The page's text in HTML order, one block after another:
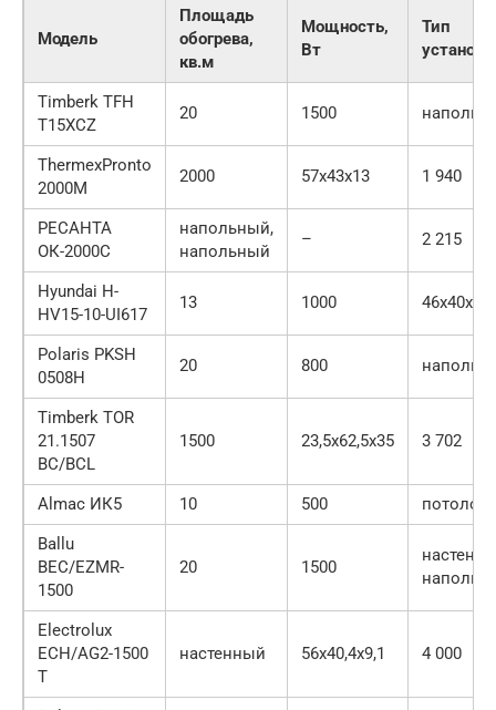
Модель
Площадь
обогрева,
кв.м
Мощность,
Вт
Тип
Timberk TFH
T15XCZ
20 1500
ThermexPronto
2000M
2000 57х43х13 1 940
РЕСАНТА
ОК-2000С
напольный,
напольный
– 2 215
Hyundai H-
HV15-10-UI617
13 1000 46х40х8
Polaris PKSH
0508H
20 800
Timberk TOR
21.1507
BC/BCL
1500 23,5х62,5х35 3 702
Almac ИК5 10 500
Ballu
BEC/EZMR-
1500
20 1500
Electrolux
ECH/AG2-1500
T
настенный 56х40,4х9,1 4 000